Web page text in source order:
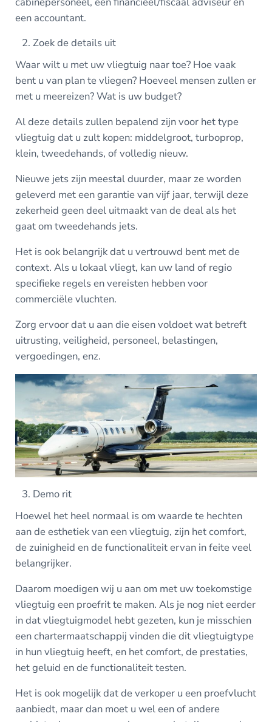
een accountant.
Zoek de details uit
Waar wilt u met uw vliegtuig naar toe? Hoe vaak
bent u van plan te vliegen? Hoeveel mensen zullen er
met u meereizen? Wat is uw budget?
Al deze details zullen bepalend zijn voor het type
vliegtuig dat u zult kopen: middelgroot, turboprop,
klein, tweedehands, of volledig nieuw.
Nieuwe jets zijn meestal duurder, maar ze worden
geleverd met een garantie van vijf jaar, terwijl deze
zekerheid geen deel uitmaakt van de deal als het
gaat om tweedehands jets.
Het is ook belangrijk dat u vertrouwd bent met de
context. Als u lokaal vliegt, kan uw land of regio
specifieke regels en vereisten hebben voor
commerciële vluchten.
Zorg ervoor dat u aan die eisen voldoet wat betreft
uitrusting, veiligheid, personeel, belastingen,
vergoedingen, enz.
Demo rit
Hoewel het heel normaal is om waarde te hechten
aan de esthetiek van een vliegtuig, zijn het comfort,
de zuinigheid en de functionaliteit ervan in feite veel
belangrijker.
Daarom moedigen wij u aan om met uw toekomstige
vliegtuig een proefrit te maken. Als je nog niet eerder
in dat vliegtuigmodel hebt gezeten, kun je misschien
een chartermaatschappij vinden die dit vliegtuigtype
in hun vliegtuig heeft, en het comfort, de prestaties,
het geluid en de functionaliteit testen.
Het is ook mogelijk dat de verkoper u een proefvlucht
aanbiedt, maar dan moet u wel een of andere